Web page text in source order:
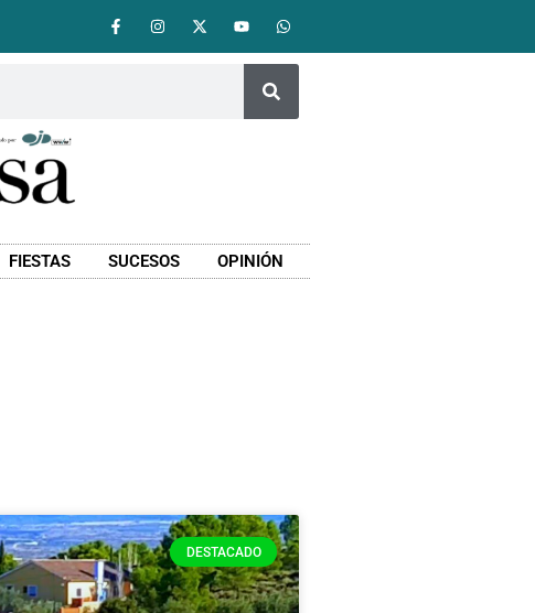
FIESTAS SUCESOS OPINIÓN
DESTACADO